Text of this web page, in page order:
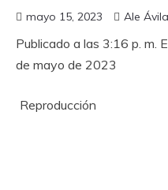
mayo 15, 2023 Ale
Publicado a las 3:16 p. m.
de mayo de 2023
Reproducción